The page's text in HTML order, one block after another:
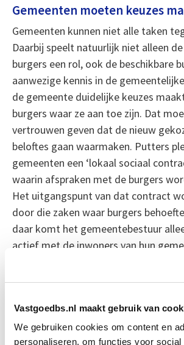
Vastgoedbs.nl maakt gebruik van
We gebruiken cookies om content en
personaliseren, om functies voor social
Gemeenten moeten keuzes
Gemeenten kunnen niet alle taken
Daarbij speelt natuurlijk niet alleen
burgers een rol, ook de beschikbare
aanwezige kennis in de
de gemeente duidelijke keuzes
burgers waar ze aan toe zijn. Dat
vertrouwen geven dat de nieuw
beloftes gaan waarmaken. Putters
gemeenten een ‘lokaal sociaal
waarin afspraken met de burgers
Het uitgangspunt van dat contract
door die zaken waar burgers
daar komt het gemeentebestuur
actief met de inwoners van hun
Boeiend verhaal? Duik